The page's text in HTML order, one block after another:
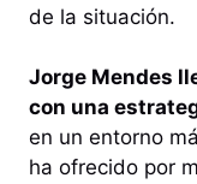
de la situación.
Jorge Mendes
con una
en un entorno
ha ofrecido por